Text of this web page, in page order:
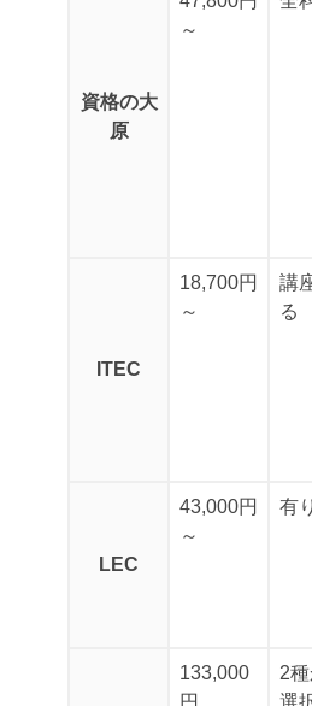
資格の大
原
～
ITEC
18,700円
～
講
る
LEC
43,000円
～
有り
133,000
2